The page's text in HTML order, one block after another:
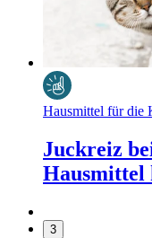
Hausmittel für die
Juckreiz
Hausmittel
3